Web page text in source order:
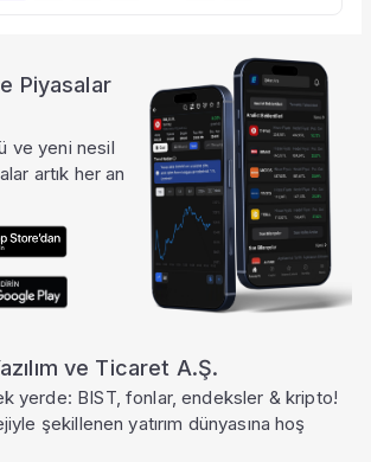
Piyasalar
ve yeni nesil
artık her an
ve Ticaret A.Ş.
yerde: BIST, fonlar, endeksler & kripto!
şekillenen yatırım dünyasına hoş